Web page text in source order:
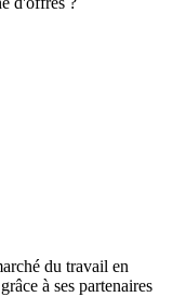
du travail en
à ses partenaires